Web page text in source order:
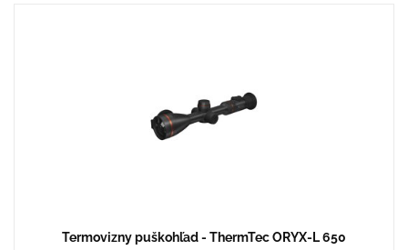
Termovizny puškohľad - ThermTec ORYX-L 650